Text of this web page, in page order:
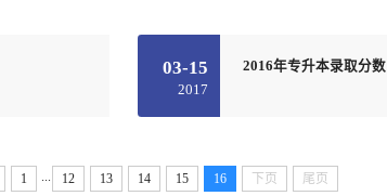
03-15
2017
2016年专升本录取分数
1 ... 12 13 14 15 16 下页 尾页